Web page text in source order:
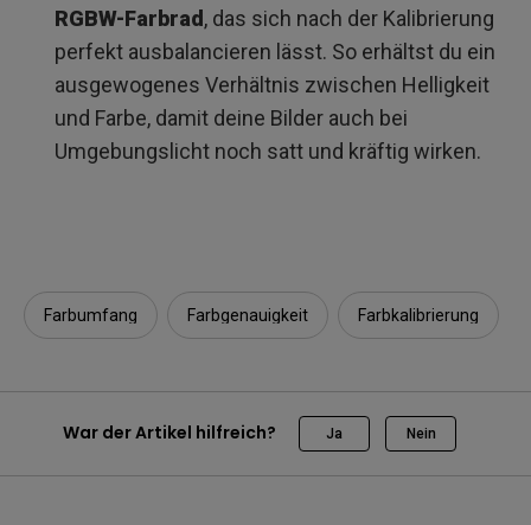
RGBW-Farbrad , das sich nach der Kalibrierung
perfekt ausbalancieren lässt. So erhältst du ein
ausgewogenes Verhältnis zwischen Helligkeit
und Farbe, damit deine Bilder auch bei
Umgebungslicht noch satt und kräftig wirken.
Farbumfang Farbgenauigkeit Farbkalibrierung
War der Artikel hilfreich? Ja Nein